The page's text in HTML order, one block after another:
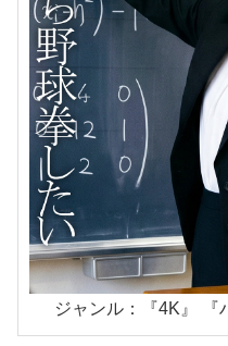
ジャンル：『4K』 『